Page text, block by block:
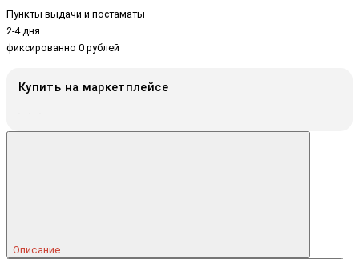
Пункты выдачи и постаматы
2-4 дня
фиксированно 0 рублей
Купить на маркетплейсе
Описание